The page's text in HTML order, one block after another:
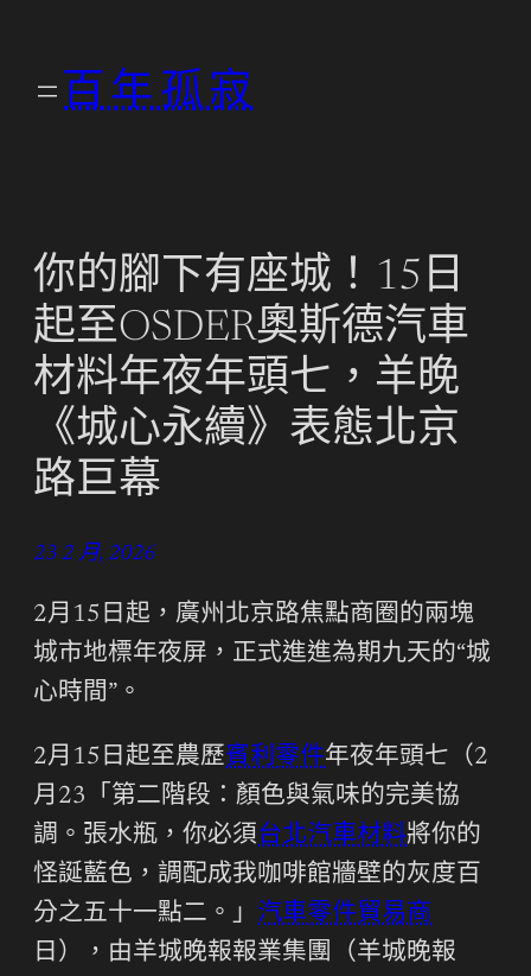
百年孤寂
你的腳下有座城！15日
起至OSDER奧斯德汽車
材料年夜年頭七，羊晚
《城心永續》表態北京
路巨幕
23 2 月, 2026
2月15日起，廣州北京路焦點商圈的兩塊
城市地標年夜屏，正式進進為期九天的“城
心時間”。
2月15日起至農歷賓利零件年夜年頭七（2
月23「第二階段：顏色與氣味的完美協
調。張水瓶，你必須台北汽車材料將你的
怪誕藍色，調配成我咖啡館牆壁的灰度百
分之五十一點二。」 汽車零件貿易商
日），由羊城晚報報業集團（羊城晚報